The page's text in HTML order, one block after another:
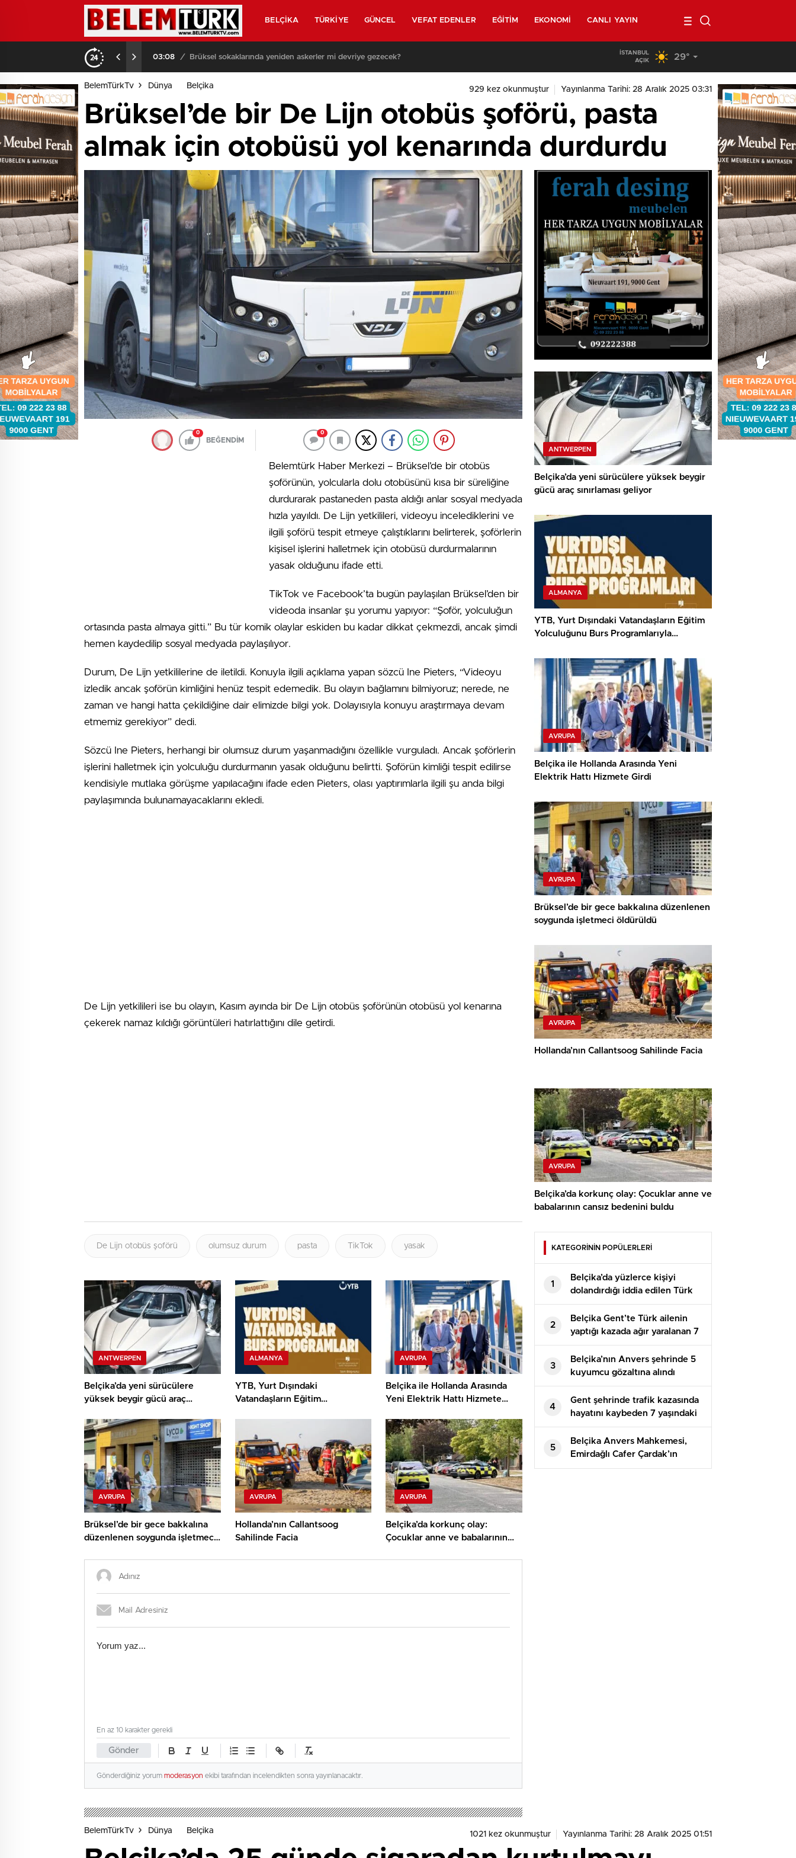
BELÇIKA TÜRKIYE GÜNCEL VEFAT EDENLER EĞITIM EKONOMI CANLI YAYIN
03:08 / Brüksel sokaklarında yeniden askerler mi devriye gezecek? Belçika’da kendi minibüsünün altında kalan 40
İSTANBUL
AÇIK
29°
BelemTürkTv Dünya Belçika 929 kez okunmuştur Yayınlanma Tarihi: 28 Aralık 2025 03:31
Brüksel’de bir De Lijn otobüs şoförü, pasta
almak için otobüsü yol kenarında durdurdu
0
BEĞENDİM
0
Belemtürk Haber Merkezi – Brüksel’de bir otobüs
şoförünün, yolcularla dolu otobüsünü kısa bir süreliğine
durdurarak pastaneden pasta aldığı anlar sosyal medyada
hızla yayıldı. De Lijn yetkilileri, videoyu incelediklerini ve
ilgili şoförü tespit etmeye çalıştıklarını belirterek, şoförlerin
kişisel işlerini halletmek için otobüsü durdurmalarının
yasak olduğunu ifade etti.
TikTok ve Facebook’ta bugün paylaşılan Brüksel’den bir
videoda insanlar şu yorumu yapıyor: “Şoför, yolculuğun
ortasında pasta almaya gitti.” Bu tür komik olaylar eskiden bu kadar dikkat çekmezdi, ancak şimdi
hemen kaydedilip sosyal medyada paylaşılıyor.
Durum, De Lijn yetkililerine de iletildi. Konuyla ilgili açıklama yapan sözcü Ine Pieters, “Videoyu
izledik ancak şoförün kimliğini henüz tespit edemedik. Bu olayın bağlamını bilmiyoruz; nerede, ne
zaman ve hangi hatta çekildiğine dair elimizde bilgi yok. Dolayısıyla konuyu araştırmaya devam
etmemiz gerekiyor” dedi.
Sözcü Ine Pieters, herhangi bir olumsuz durum yaşanmadığını özellikle vurguladı. Ancak şoförlerin
işlerini halletmek için yolculuğu durdurmanın yasak olduğunu belirtti. Şoförün kimliği tespit edilirse
kendisiyle mutlaka görüşme yapılacağını ifade eden Pieters, olası yaptırımlarla ilgili şu anda bilgi
paylaşımında bulunamayacaklarını ekledi.
De Lijn yetkilileri ise bu olayın, Kasım ayında bir De Lijn otobüs şoförünün otobüsü yol kenarına
çekerek namaz kıldığı görüntüleri hatırlattığını dile getirdi.
De Lijn otobüs şoförü olumsuz durum pasta TikTok yasak
ANTWERPEN
Belçika’da yeni sürücülere
yüksek beygir gücü araç
ALMANYA
YTB, Yurt Dışındaki
Vatandaşların Eğitim
AVRUPA
Belçika ile Hollanda Arasında
Yeni Elektrik Hattı Hizmete
AVRUPA
Brüksel’de bir gece bakkalına
düzenlenen soygunda işletmeci
AVRUPA
Hollanda’nın Callantsoog
Sahilinde Facia
AVRUPA
Belçika’da korkunç olay:
Çocuklar anne ve babalarının
Gönder
En az 10 karakter gerekli
Gönderdiğiniz yorum moderasyon ekibi tarafından incelendikten sonra yayınlanacaktır.
ANTWERPEN
Belçika’da yeni sürücülere yüksek beygir
gücü araç sınırlaması geliyor
ALMANYA
YTB, Yurt Dışındaki Vatandaşların Eğitim
Yolculuğunu Burs Programlarıyla
AVRUPA
Belçika ile Hollanda Arasında Yeni
Elektrik Hattı Hizmete Girdi
AVRUPA
Brüksel’de bir gece bakkalına düzenlenen
soygunda işletmeci öldürüldü
AVRUPA
Hollanda’nın Callantsoog Sahilinde Facia
AVRUPA
Belçika’da korkunç olay: Çocuklar anne ve
babalarının cansız bedenini buldu
KATEGORİNİN POPÜLERLERİ
1
Belçika’da yüzlerce kişiyi
dolandırdığı iddia edilen Türk
vatandaşı Ömer K. Türkiye’de
ölü bulundu
2
Belçika Gent’te Türk ailenin
yaptığı kazada ağır yaralanan 7
yaşındaki Bulut Ö. hayatını
kaybetti
3
Belçika’nın Anvers şehrinde 5
kuyumcu gözaltına alındı
4
Gent şehrinde trafik kazasında
hayatını kaybeden 7 yaşındaki
Bulut Özlü toprağa verildi
5
Belçika Anvers Mahkemesi,
Emirdağlı Cafer Çardak’ın
katiline müebbet hapis cezası
BelemTürkTv Dünya Belçika 1021 kez okunmuştur Yayınlanma Tarihi: 28 Aralık 2025 01:51